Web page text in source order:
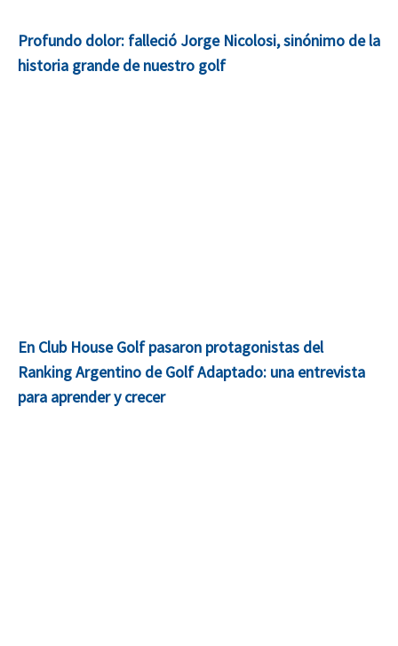
Profundo dolor: falleció Jorge Nicolosi, sinónimo de la
historia grande de nuestro golf
En Club House Golf pasaron protagonistas del
Ranking Argentino de Golf Adaptado: una entrevista
para aprender y crecer